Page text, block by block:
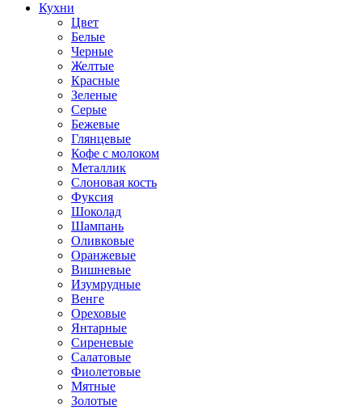
Кухни
Цвет
Белые
Черные
Желтые
Красные
Зеленые
Серые
Бежевые
Глянцевые
Кофе с молоком
Металлик
Слоновая кость
Фуксия
Шоколад
Шампань
Оливковые
Оранжевые
Вишневые
Изумрудные
Венге
Ореховые
Янтарные
Сиреневые
Салатовые
Фиолетовые
Мятные
Золотые